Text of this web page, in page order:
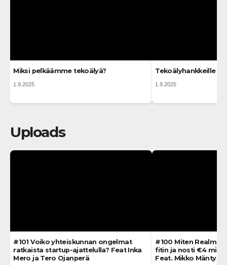
Miksi pelkäämme tekoälyä?
1.9.2025
Tekoälyhankkeille
1.9.2025
Uploads
#101 Voiko yhteiskunnan ongelmat
ratkaista startup-ajattelulla? Feat Inka
Mero ja Tero Ojanperä
#100 Miten Realm
fitin ja nosti €4
Feat. Mikko Mäntylä